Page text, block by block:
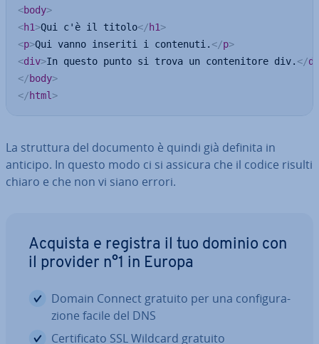
<body>
<h1>Qui c'è il titolo</h1>
<p>Qui vanno inseriti i contenuti. </p>
<div>In questo punto si trova un contenitore div. </
</body>
</html >
La struttura del documento è quindi già definita in
anticipo. In questo modo ci si assicura che il codice risulti
chiaro e che non vi siano errori.
Acquista e registra il tuo dominio con
il provider n°1 in Europa
Domain Connect gratuito per una con­fi­gu­ra­
zio­ne facile del DNS
Cer­ti­fi­ca­to SSL Wildcard gratuito